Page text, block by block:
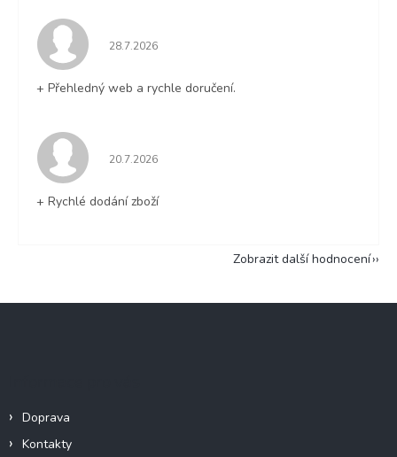
Hodnocení obchodu je 5 z 5 hvězdiček.
28.7.2026
+ Přehledný web a rychle doručení.
Hodnocení obchodu je 5 z 5 hvězdiček.
20.7.2026
+ Rychlé dodání zboží
Zobrazit další hodnocení
Doprava
Kontakty